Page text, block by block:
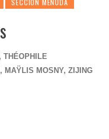
SECCIÓN MENUDA
THÉOPHILE
MAŸLIS MOSNY, ZIJING